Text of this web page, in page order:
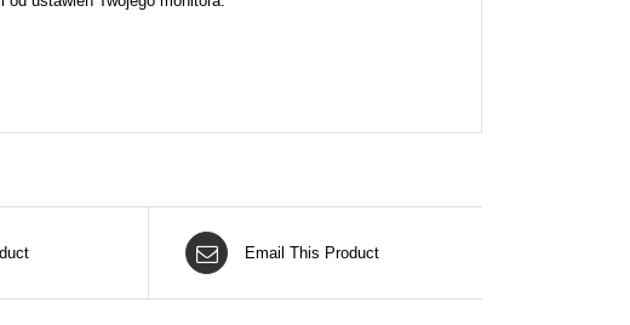
Email This Product